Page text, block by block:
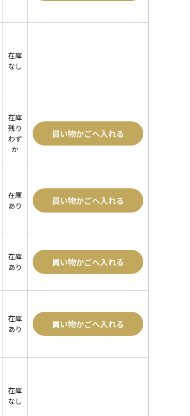
在庫
なし
在庫
残り
わず
か
買い物かごへ入れる
在庫
あり
買い物かごへ入れる
在庫
あり
買い物かごへ入れる
在庫
あり
買い物かごへ入れる
在庫
なし